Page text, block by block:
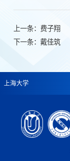
上一条： 费子翔
下一条： 戴佳筑
上海大学